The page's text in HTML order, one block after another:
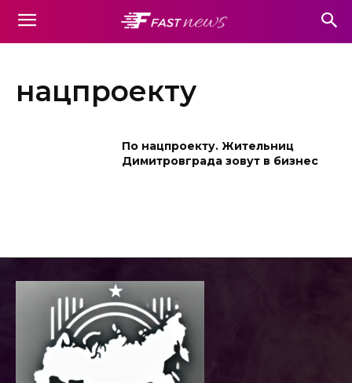
нацпроекту
По нацпроекту. Жительниц
Димитровграда зовут в бизнес